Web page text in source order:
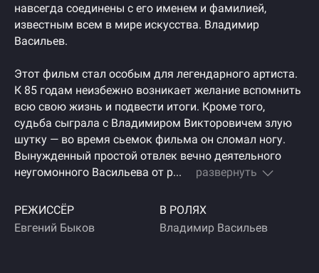
навсегда соединены с его именем и фамилией,
известным всем в мире искусства. Владимир
Васильев.
Этот фильм стал особым для легендарного артиста.
К 85 годам неизбежно возникает желание вспомнить
всю свою жизнь и подвести итоги. Кроме того,
судьба сыграла с Владимиром Викторовичем злую
шутку — во время сьемок фильма он сломал ногу.
Вынужденный простой отвлек вечно деятельного
неугомонного Васильева от р...
развернуть
РЕЖИССЁР
Евгений Быков
В РОЛЯХ
Владимир Васильев